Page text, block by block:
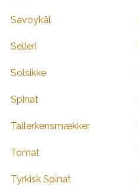
Savoykål
Selleri
Solsikke
Spinat
Tallerkensmækker
Tomat
Tyrkisk Spinat